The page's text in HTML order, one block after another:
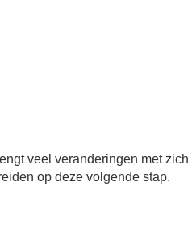
veel veranderingen met
op deze volgende stap.